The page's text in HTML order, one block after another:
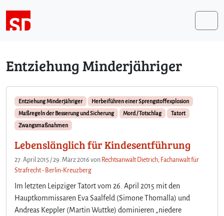
Entziehung Minderjähriger
Entziehung Minderjähriger
Herbeiführen einer Sprengstoffexplosion
Maßregeln der Besserung und Sicherung
Mord / Totschlag
Tatort
Zwangsmaßnahmen
Lebenslänglich für Kindesentführung
27. April 2015 /29. März 2016 von Rechtsanwalt Dietrich, Fachanwalt für
Strafrecht - Berlin-Kreuzberg
Im letzten Leipziger Tatort vom 26. April 2015 mit den
Hauptkommissaren Eva Saalfeld (Simone Thomalla) und
Andreas Keppler (Martin Wuttke) dominieren „niedere